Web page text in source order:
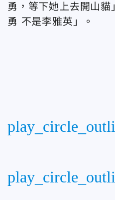
勇，等下她上去開山
勇 不是李雅英」。